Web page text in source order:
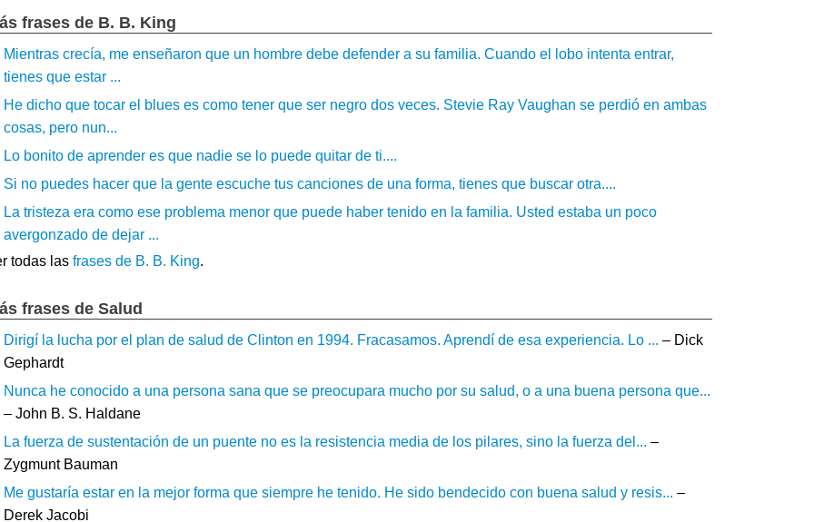
frases de B. B. King
Mientras crecía, me enseñaron que un hombre debe defender a su familia. Cuando el lobo intenta entrar,
tienes que estar ...
He dicho que tocar el blues es como tener que ser negro dos veces. Stevie Ray Vaughan se perdió en ambas
cosas, pero nun...
Lo bonito de aprender es que nadie se lo puede quitar de ti....
Si no puedes hacer que la gente escuche tus canciones de una forma, tienes que buscar otra....
La tristeza era como ese problema menor que puede haber tenido en la familia. Usted estaba un poco
avergonzado de dejar ...
todas las frases de B. B. King.
frases de Salud
Dirigí la lucha por el plan de salud de Clinton en 1994. Fracasamos. Aprendí de esa experiencia. Lo ... – Dick
Gephardt
Nunca he conocido a una persona sana que se preocupara mucho por su salud, o a una buena persona que...
– John B. S. Haldane
La fuerza de sustentación de un puente no es la resistencia media de los pilares, sino la fuerza del... –
Zygmunt Bauman
Me gustaría estar en la mejor forma que siempre he tenido. He sido bendecido con buena salud y resis... –
Derek Jacobi